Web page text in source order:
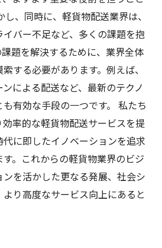
、同時に、軽貨物配送業界は、
バー不足など、多くの課題を抱
題を解決するために、業界全体
する必要があります。例えば、
による配送など、最新のテクノ
有効な手段の一つです。 私たち
率的な軽貨物配送サービスを提
に即したイノベーションを追求
。これからの軽貨物業界のビジ
を活かした更なる発展、社会シ
り高度なサービス向上にあると